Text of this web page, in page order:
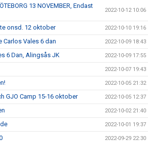
13 NOVEMBER, Endast
2022-10-12 10:06
onsd. 12 oktober 2022-10-10 19:16
Carlos Vales 6 dan 2022-10-09 18:43
6 Dan, Alingsås JK 2022-10-09 17:55
2022-10-07 19:43
2022-10-05 21:32
GJO Camp 15-16 oktober 2022-10-05 12:37
2022-10-02 21:40
2022-10-01 19:37
2022-09-29 22:30